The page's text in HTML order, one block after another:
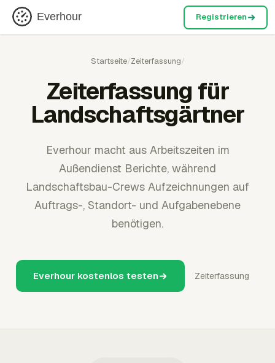
Everhour Registrieren
Startseite/Zeiterfassung/
Zeiterfassung für
Landschaftsgärtner
Everhour macht aus Arbeitszeiten im
Außendienst Berichte, während
Landschaftsbau-Crews Aufzeichnungen auf
Auftrags-, Standort- und Aufgabenebene
benötigen.
Everhour kostenlos testen Zeiterfassung